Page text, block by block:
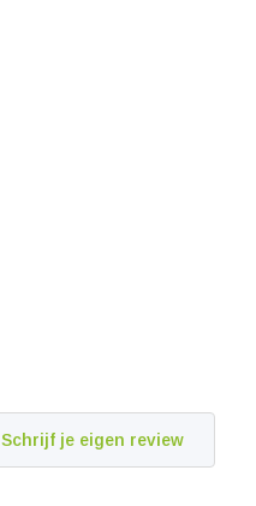
Schrijf je eigen review